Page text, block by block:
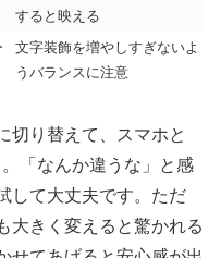
すると映える
文字装飾を増やしすぎないよ
うバランスに注意
切り替えて、スマホと
「なんか違うな」と感
して大丈夫です。ただ
大きく変えると驚かれる